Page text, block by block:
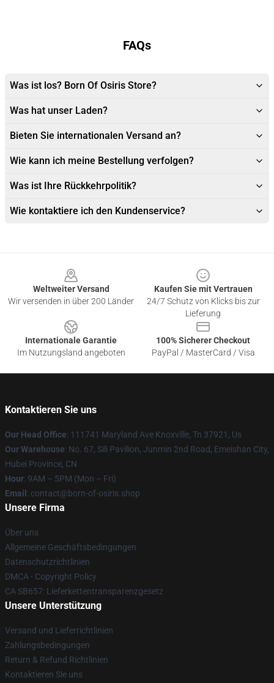
FAQs
Was ist los? Born Of Osiris Store?
Was hat unser Laden?
Bieten Sie internationalen Versand an?
Wie kann ich meine Bestellung verfolgen?
Was ist Ihre Rückkehrpolitik?
Wie kontaktiere ich den Kundenservice?
Weltweiter Versand
Wir versenden in über 200 Länder
Kaufen Sie mit Vertrauen
24/7 Schutz von Klicks bis zur
Lieferung
Internationale Garantie
Im Nutzungsland angeboten
100% Sicherer Checkout
PayPal / MasterCard / Visa
Kontaktieren Sie uns
Our Head Office: 111741 Maryland Ave Knoxville, Tn 37921, Us
Our Warehouse: No. 67, Sili Pavilion, Junmin 2nd Road, Emeishan City,
Hubei Province, CN
Hour: 9AM – 5PM (Mon – Fri)
Email : contact@born-of-osiris.shop
Unsere Firma
Über uns
Allgemeine Geschäftsbedingungen
Datenschutzrichtlinien
DMCA - Copyright Policy
CA SB657: Lieferkettentransparenzgesetz
Unsere Unterstützung
Versand und Lieferrichtlinien
Zahlungsbedingungen
Return & Refund Richtlinien
Kontaktieren Sie uns